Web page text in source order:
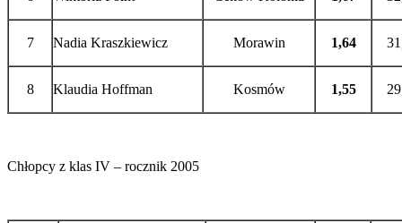
7 Nadia Kraszkiewicz Morawin 1,64
8 Klaudia Hoffman Kosmów 1,55
Chłopcy z klas IV – rocznik 2005